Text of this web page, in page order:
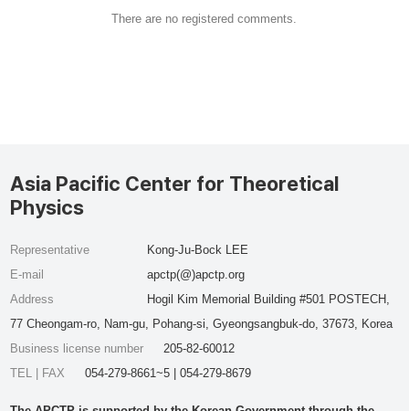
There are no registered comments.
Asia Pacific Center for Theoretical
Physics
Representative
Kong-Ju-Bock LEE
E-mail
apctp(@)apctp.org
Address
Hogil Kim Memorial Building #501 POSTECH,
77 Cheongam-ro, Nam-gu, Pohang-si, Gyeongsangbuk-do, 37673, Korea
Business license number
205-82-60012
TEL | FAX
054-279-8661~5 | 054-279-8679